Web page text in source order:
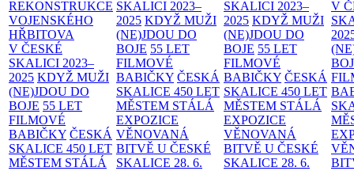
REKONSTRUKCE
VOJENSKÉHO
HŘBITOVA
V ČESKÉ
SKALICI 2023–
2025 KDYŽ MUŽI
(NE)JDOU DO
BOJE 55 LET
FILMOVÉ
BABIČKY ČESKÁ
SKALICE 450 LET
MĚSTEM STÁLÁ
SKALICI 2023–
2025 KDYŽ MUŽI
(NE)JDOU DO
BOJE 55 LET
FILMOVÉ
BABIČKY ČESKÁ
SKALICE 450 LET
MĚSTEM STÁLÁ
EXPOZICE
VĚNOVANÁ
BITVĚ U ČESKÉ
SKALICE 28. 6.
SKALICI 2023–
2025 KDYŽ MUŽI
(NE)JDOU DO
BOJE 55 LET
FILMOVÉ
BABIČKY ČESKÁ
SKALICE 450 LET
MĚSTEM STÁLÁ
EXPOZICE
VĚNOVANÁ
BITVĚ U ČESKÉ
SKALICE 28. 6.
V